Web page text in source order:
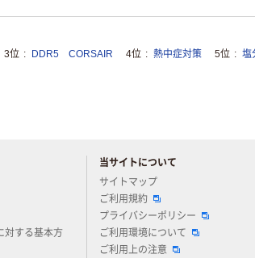
3位 DDR5 CORSAIR 4位 熱中症対策 5位 塩
対する基本方
当サイトについて
サイトマップ
ご利用規約
プライバシーポリシー
ご利用環境について
ご利用上の注意